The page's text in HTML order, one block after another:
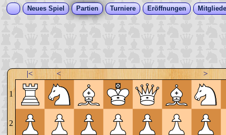
Neues Spiel Partien Turniere Eröffnungen
|< < >
1
2